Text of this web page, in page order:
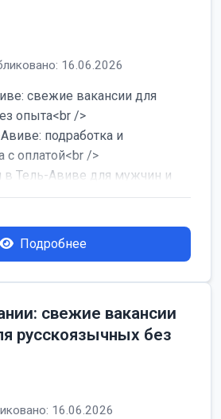
16.06.2026
свежие вакансии для
опыта<br />
подработка и
с оплатой<br />
в Тель-Авиве для мужчин и
Подробнее
свежие вакансии
русскоязычных без
16.06.2026